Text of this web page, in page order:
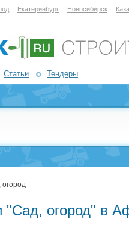
Екатеринбург Новосибирск
Статьи Тендеры
"Сад, огород" в